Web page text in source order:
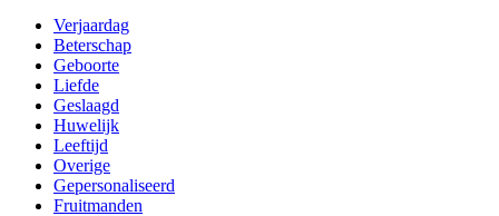
Verjaardag
Beterschap
Geboorte
Liefde
Geslaagd
Huwelijk
Leeftijd
Overige
Gepersonaliseerd
Fruitmanden